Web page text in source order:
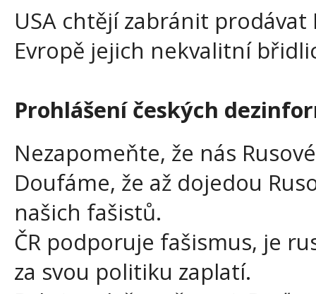
USA chtějí zabránit
Evropě jejich nekvalitní
Prohlášení českých
Nezapomeňte, že nás
Doufáme, že až dojedou
našich fašistů.
ČR podporuje fašismus, je
za svou politiku zaplatí.